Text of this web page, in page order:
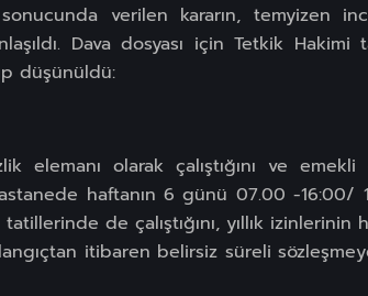
verilen kararın, temyizen
Dava dosyası için Tetkik
düşünüldü:
elemanı olarak çalıştığını ve
haftanın 6 günü 07.00 -16:00/
de çalıştığını, yıllık
itibaren belirsiz süreli